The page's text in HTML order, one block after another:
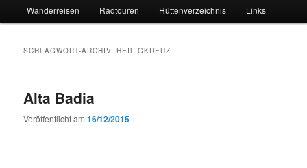
Wanderreisen Radtouren Hüttenverzeichnis Links
SCHLAGWORT-ARCHIV:HEILIGKREUZ
Alta Badia
Veröffentlicht am16/12/2015